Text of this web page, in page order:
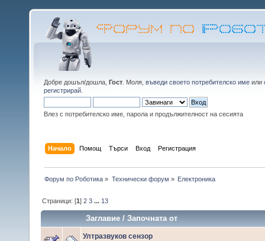
Добре дошъл/дошла, Гост . Моля, въведи своето потребителско име или
регистрирай
Влез с потребителско име, парола и продължителност на сесията
Начало Помощ Търси Вход Регистрация
Форум по Роботика » Технически форум » Електроника
Страници: [1]2 3 ... 13
Заглавие /Започната от
Ултразвуков сензор